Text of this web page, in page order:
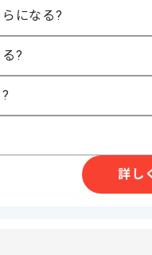
Driver開発経験
のLinux MW開発経験
どのTestSuiteを用いた経験
た経験
になる?
?
詳し